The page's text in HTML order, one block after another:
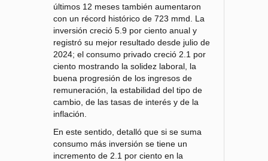
últimos 12 meses también aumentaron
con un récord histórico de 723 mmd. La
inversión creció 5.9 por ciento anual y
registró su mejor resultado desde julio de
2024; el consumo privado creció 2.1 por
ciento mostrando la solidez laboral, la
buena progresión de los ingresos de
remuneración, la estabilidad del tipo de
cambio, de las tasas de interés y de la
inflación.
En este sentido, detalló que si se suma
consumo más inversión se tiene un
incremento de 2.1 por ciento en la